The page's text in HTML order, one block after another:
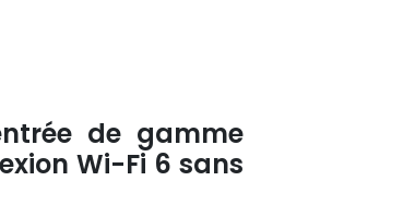
de gamme
Wi-Fi 6 sans